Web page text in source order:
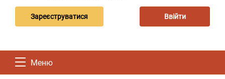
Зареєструватися Ввійти
Меню